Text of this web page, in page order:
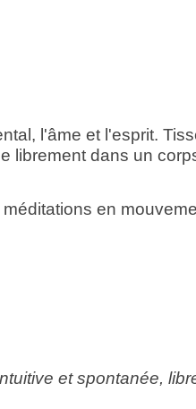
l'âme et l'esprit.
librement dans un
en
et spontanée,